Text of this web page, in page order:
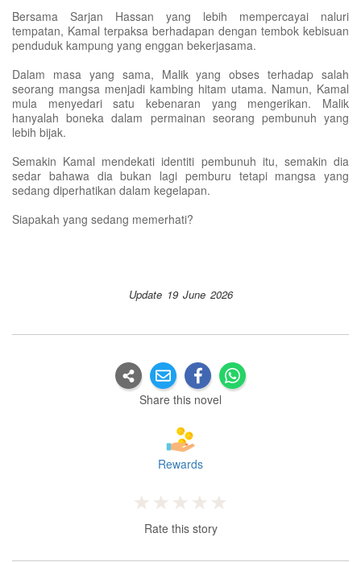
Bersama Sarjan Hassan yang lebih mempercayai naluri
tempatan, Kamal terpaksa berhadapan dengan tembok kebisuan
penduduk kampung yang enggan bekerjasama.
​Dalam masa yang sama, Malik yang obses terhadap salah
seorang mangsa menjadi kambing hitam utama. Namun, Kamal
mula menyedari satu kebenaran yang mengerikan. Malik
hanyalah boneka dalam permainan seorang pembunuh yang
lebih bijak.
​Semakin Kamal mendekati identiti pembunuh itu, semakin dia
sedar bahawa dia bukan lagi pemburu tetapi mangsa yang
sedang diperhatikan dalam kegelapan.
​Siapakah yang sedang memerhati?
Update 19 June 2026
Share this novel
Rewards
Rate this story